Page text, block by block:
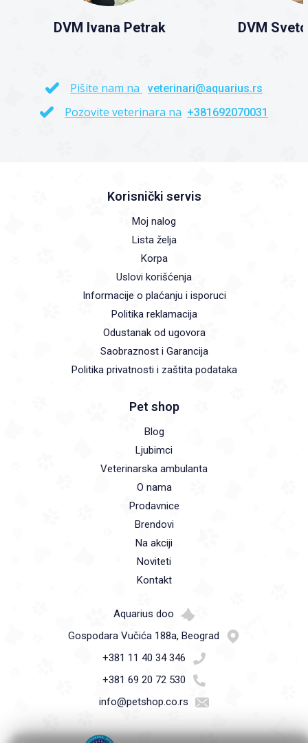
DVM Ivana Petrak DVM
Pišite nam na veterinari@aquarius.rs
Pozovite veterinara na +381692070031
Korisnički servis
Moj nalog
Lista želja
Korpa
Uslovi korišćenja
Informacije o plaćanju i isporuci
Politika reklamacija
Odustanak od ugovora
Saobraznost i Garancija
Politika privatnosti i zaštita podataka
Pet shop
Blog
Ljubimci
Veterinarska ambulanta
O nama
Prodavnice
Brendovi
Na akciji
Noviteti
Kontakt
Aquarius doo
Gospodara Vučića 188a, Beograd
+381 11 40 34 346
+381 69 20 72 530
info@petshop.co.rs